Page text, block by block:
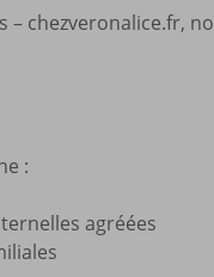
– chezveronalice.fr,
:
agréées